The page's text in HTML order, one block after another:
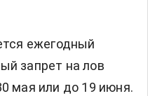
ежегодный
запрет на лов
мая или до 19 июня.